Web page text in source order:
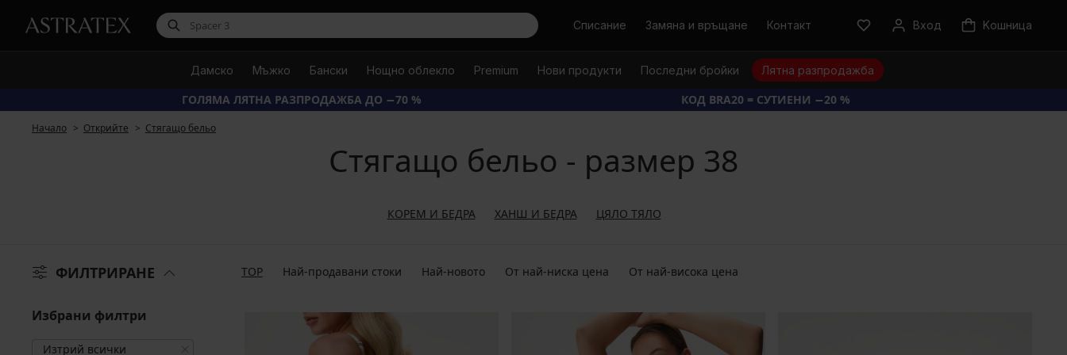
ТърсиСписание Замяна и връщане Контакт Вход Kошница
Дамско Мъжко Бански Нощно облекло Premium Нови продукти Последни бройки Лятна разпродажба
ГОЛЯМА ЛЯТНА РАЗПРОДАЖБА ДО −70 % КОД BRA20 = СУТИЕНИ −20 %
Начало Открийте Стягащо бельо
Стягащо бельо - размер 38
КОРЕМ И БЕДРА ХАНШ И БЕДРА ЦЯЛО ТЯЛО
ФИЛТРИРАНЕ TOP Най-продавани стоки Най-новото От най-ниска цена От най-висока цена
Избрани филтри
Изтрий всички